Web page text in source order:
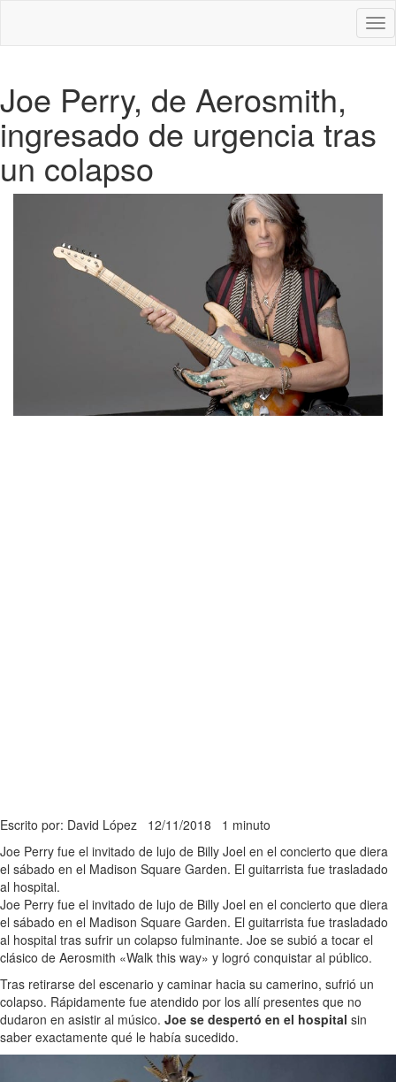
Joe Perry, de Aerosmith,
ingresado de urgencia tras
un colapso
Escrito por: David López 12/11/2018 1 minuto
Joe Perry fue el invitado de lujo de Billy Joel en el concierto que diera
el sábado en el Madison Square Garden. El guitarrista fue trasladado
al hospital.
Joe Perry fue el invitado de lujo de Billy Joel en el concierto que diera
el sábado en el Madison Square Garden. El guitarrista fue trasladado
al hospital tras sufrir un colapso fulminante. Joe se subió a tocar el
clásico de Aerosmith «Walk this way» y logró conquistar al público.
Tras retirarse del escenario y caminar hacia su camerino, sufrió un
colapso. Rápidamente fue atendido por los allí presentes que no
dudaron en asistir al músico. Joe se despertó en el hospital sin
saber exactamente qué le había sucedido.